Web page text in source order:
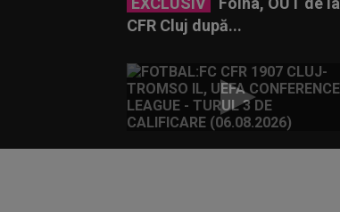
CFR Cluj după...